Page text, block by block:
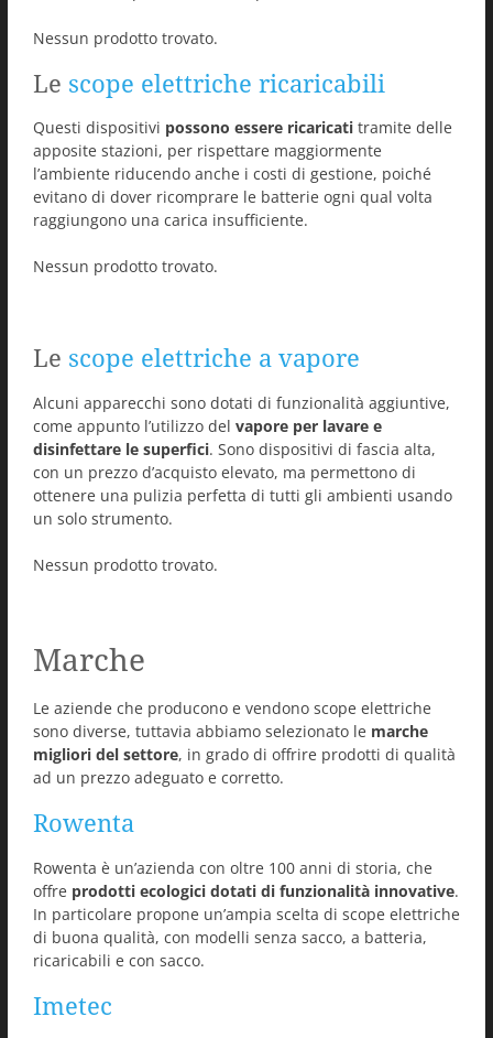
Nessun prodotto trovato.
Le scope elettriche ricaricabili
Questi dispositivi possono essere ricaricati tramite delle
apposite stazioni, per rispettare maggiormente
l’ambiente riducendo anche i costi di gestione, poiché
evitano di dover ricomprare le batterie ogni qual volta
raggiungono una carica insufficiente.
Nessun prodotto trovato.
Le scope elettriche a vapore
Alcuni apparecchi sono dotati di funzionalità aggiuntive,
come appunto l’utilizzo del vapore per lavare e
disinfettare le superfici. Sono dispositivi di fascia alta,
con un prezzo d’acquisto elevato, ma permettono di
ottenere una pulizia perfetta di tutti gli ambienti usando
un solo strumento.
Nessun prodotto trovato.
Marche
Le aziende che producono e vendono scope elettriche
sono diverse, tuttavia abbiamo selezionato le marche
migliori del settore, in grado di offrire prodotti di qualità
ad un prezzo adeguato e corretto.
Rowenta
Rowenta è un’azienda con oltre 100 anni di storia, che
offre prodotti ecologici dotati di funzionalità innovative.
In particolare propone un’ampia scelta di scope elettriche
di buona qualità, con modelli senza sacco, a batteria,
ricaricabili e con sacco.
Imetec